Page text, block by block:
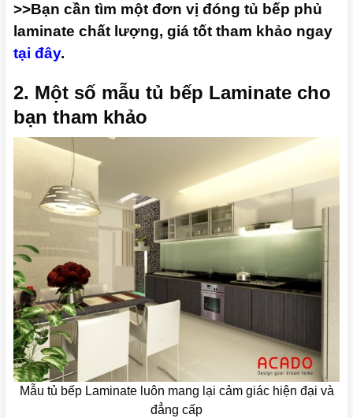
>>Bạn cần tìm một đơn vị đóng tủ bếp phủ
laminate chất lượng, giá tốt tham khảo ngay
tại đây.
2. Một số mẫu tủ bếp Laminate cho
bạn tham khảo
Mẫu tủ bếp Laminate luôn mang lại cảm giác hiện đại và
đẳng cấp